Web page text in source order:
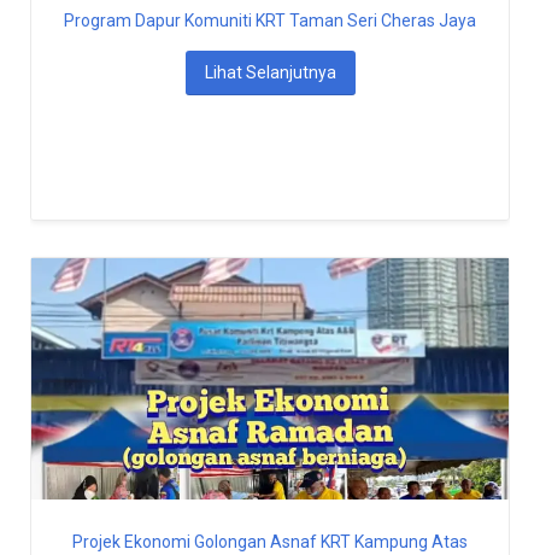
Program Dapur Komuniti KRT Taman Seri Cheras Jaya
Lihat Selanjutnya
Projek Ekonomi Golongan Asnaf KRT Kampung Atas